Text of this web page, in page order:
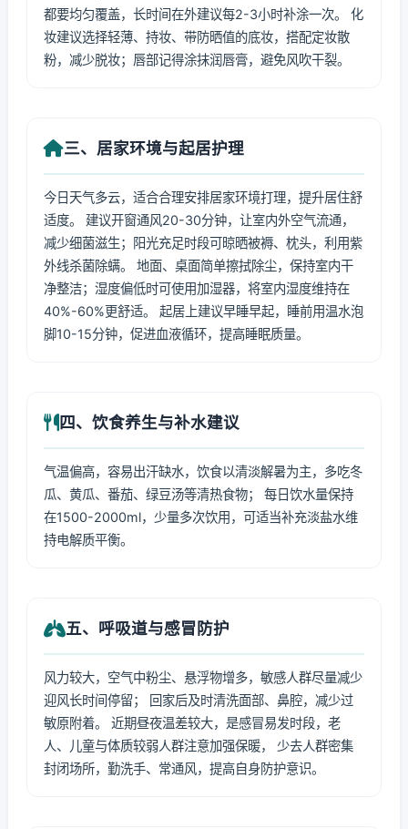
都要均匀覆盖，长时间在外建议每2-3小时补涂一次。 化
妆建议选择轻薄、持妆、带防晒值的底妆，搭配定妆散
粉，减少脱妆；唇部记得涂抹润唇膏，避免风吹干裂。
三、居家环境与起居护理
今日天气多云，适合合理安排居家环境打理，提升居住舒
适度。 建议开窗通风20-30分钟，让室内外空气流通，
减少细菌滋生；阳光充足时段可晾晒被褥、枕头，利用紫
外线杀菌除螨。 地面、桌面简单擦拭除尘，保持室内干
净整洁；湿度偏低时可使用加湿器，将室内湿度维持在
40%-60%更舒适。 起居上建议早睡早起，睡前用温水泡
脚10-15分钟，促进血液循环，提高睡眠质量。
四、饮食养生与补水建议
气温偏高，容易出汗缺水，饮食以清淡解暑为主，多吃冬
瓜、黄瓜、番茄、绿豆汤等清热食物； 每日饮水量保持
在1500-2000ml，少量多次饮用，可适当补充淡盐水维
持电解质平衡。
五、呼吸道与感冒防护
风力较大，空气中粉尘、悬浮物增多，敏感人群尽量减少
迎风长时间停留； 回家后及时清洗面部、鼻腔，减少过
敏原附着。 近期昼夜温差较大，是感冒易发时段，老
人、儿童与体质较弱人群注意加强保暖， 少去人群密集
封闭场所，勤洗手、常通风，提高自身防护意识。